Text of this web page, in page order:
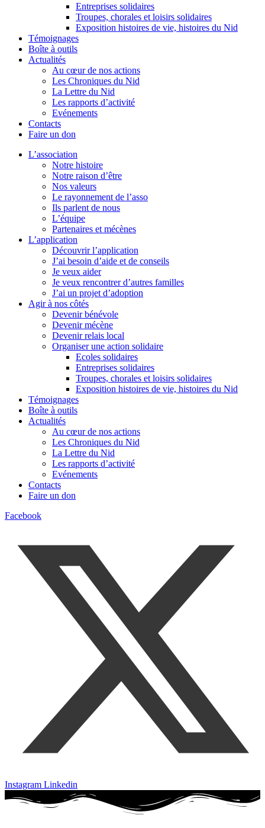
Entreprises solidaires
Troupes, chorales et loisirs solidaires
Exposition histoires de vie, histoires du Nid
Témoignages
Boîte à outils
Actualités
Au cœur de nos actions
Les Chroniques du Nid
La Lettre du Nid
Les rapports d’activité
Evénements
Contacts
Faire un don
L’association
Notre histoire
Notre raison d’être
Nos valeurs
Le rayonnement de l’asso
Ils parlent de nous
L’équipe
Partenaires et mécènes
L’application
Découvrir l’application
J’ai besoin d’aide et de conseils
Je veux aider
Je veux rencontrer d’autres familles
J’ai un projet d’adoption
Agir à nos côtés
Devenir bénévole
Devenir mécène
Devenir relais local
Organiser une action solidaire
Ecoles solidaires
Entreprises solidaires
Troupes, chorales et loisirs solidaires
Exposition histoires de vie, histoires du Nid
Témoignages
Boîte à outils
Actualités
Au cœur de nos actions
Les Chroniques du Nid
La Lettre du Nid
Les rapports d’activité
Evénements
Contacts
Faire un don
Facebook
Instagram Linkedin